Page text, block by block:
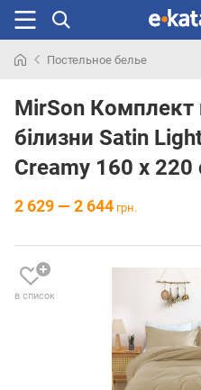
раньше
Постельное белье
MirSon Комплект
білизни Satin
Creamy 160 x 220
2 629 — 2 644 грн.
в список